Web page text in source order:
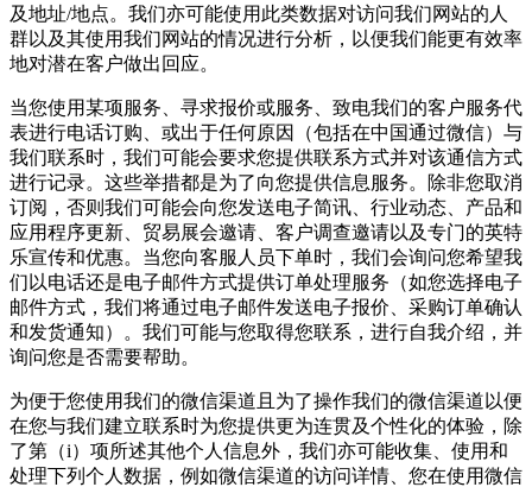
及地址/地点。我们亦可能使用此类数据对访问我们网站的人
群以及其使用我们网站的情况进行分析，以便我们能更有效率
地对潜在客户做出回应。
当您使用某项服务、寻求报价或服务、致电我们的客户服务代
表进行电话订购、或出于任何原因（包括在中国通过微信）与
我们联系时，我们可能会要求您提供联系方式并对该通信方式
进行记录。这些举措都是为了向您提供信息服务。除非您取消
订阅，否则我们可能会向您发送电子简讯、行业动态、产品和
应用程序更新、贸易展会邀请、客户调查邀请以及专门的英特
乐宣传和优惠。当您向客服人员下单时，我们会询问您希望我
们以电话还是电子邮件方式提供订单处理服务（如您选择电子
邮件方式，我们将通过电子邮件发送电子报价、采购订单确认
和发货通知）。我们可能与您取得您联系，进行自我介绍，并
询问您是否需要帮助。
为便于您使用我们的微信渠道且为了操作我们的微信渠道以便
在您与我们建立联系时为您提供更为连贯及个性化的体验，除
了第（i）项所述其他个人信息外，我们亦可能收集、使用和
处理下列个人数据，例如微信渠道的访问详情、您在使用微信